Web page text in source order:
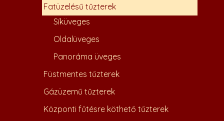
Fatüzelésű tűzterek
Síküveges
Oldalüveges
Panoráma üveges
Füstmentes tűzterek
Gázüzemű tűzterek
Központi fűtésre köthető tűzterek